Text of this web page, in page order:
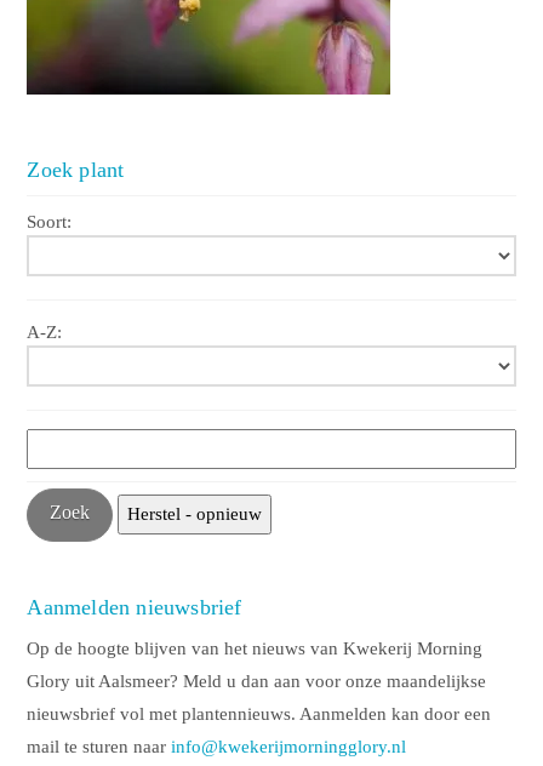
Zoek plant
Soort:
A-Z:
Aanmelden nieuwsbrief
Op de hoogte blijven van het nieuws van Kwekerij Morning
Glory uit Aalsmeer? Meld u dan aan voor onze maandelijkse
nieuwsbrief vol met plantennieuws. Aanmelden kan door een
mail te sturen naarinfo@kwekerijmorningglory.nl